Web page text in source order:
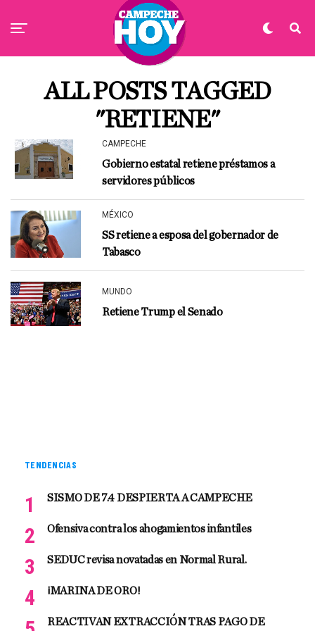
ALL POSTS TAGGED
"RETIENE"
CAMPECHE
Gobierno estatal retiene préstamos a
servidores públicos
MÉXICO
SS retiene a esposa del gobernador de
Tabasco
MUNDO
Retiene Trump el Senado
TENDENCIAS
SISMO DE 7.4 DESPIERTA A CAMPECHE
Ofensiva contra los ahogamientos infantiles
SEDUC revisa novatadas en Normal Rural.
¡MARINA DE ORO!
REACTIVAN EXTRACCIÓN TRAS PAGO DE